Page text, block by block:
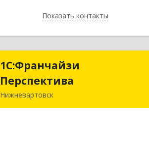
Показать контакты
Назад
1С:Франчайзи
Перспектива
Нижневартовск
1С:Франчайзи